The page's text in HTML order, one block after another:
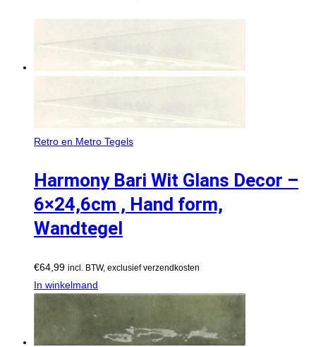
Retro en Metro Tegels
Harmony Bari Wit Glans Decor –
6×24,6cm , Hand form,
Wandtegel
€64,99 incl. BTW, exclusief verzendkosten
In winkelmand